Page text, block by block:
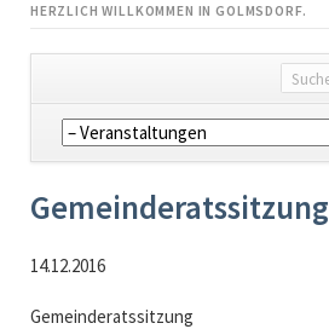
HERZLICH WILLKOMMEN IN GOLMSDORF.
Navigation
überspringen
Gemeinderatssitzung
14.12.2016
Gemeinderatssitzung